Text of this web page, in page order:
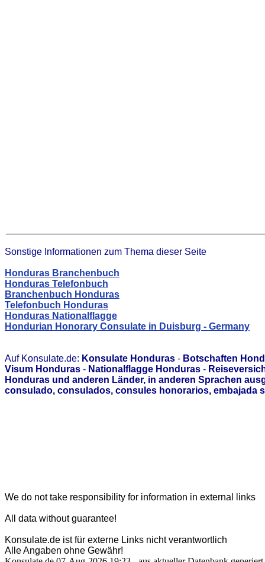
Sonstige Informationen zum Thema dieser Seite
Honduras Branchenbuch
Honduras Telefonbuch
Branchenbuch Honduras
Telefonbuch Honduras
Honduras Nationalflagge
Hondurian Honorary Consulate in Duisburg - Germany
Auf Konsulate.de: Konsulate Honduras - Botschaften
Visum Honduras - Nationalflagge Honduras -
Honduras und anderen Länder, in anderen Sprachen
consulado, consulados, consules honorarios, embajada
We do not take responsibility for information in external links
All data without guarantee!
Konsulate.de ist für externe Links nicht verantwortlich
Alle Angaben ohne Gewähr!